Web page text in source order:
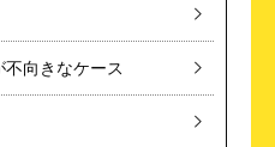
向きなケース